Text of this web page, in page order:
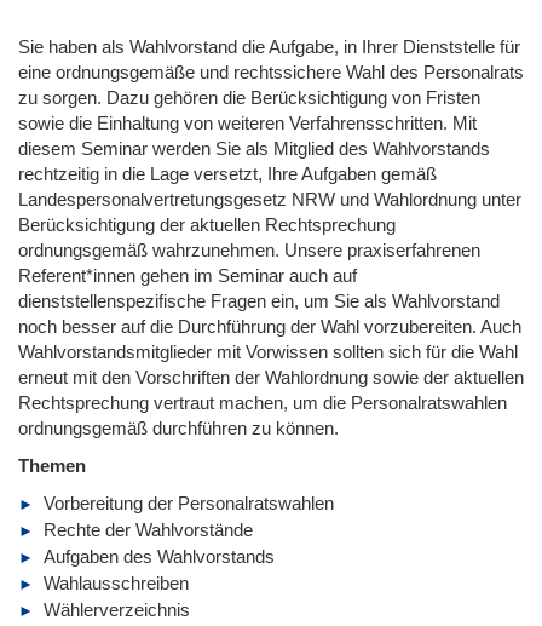
Sie haben als Wahlvorstand die Aufgabe, in Ihrer Dienststelle für
eine ordnungsgemäße und rechtssichere Wahl des Personalrats
zu sorgen. Dazu gehören die Berücksichtigung von Fristen
sowie die Einhaltung von weiteren Verfahrensschritten. Mit
diesem Seminar werden Sie als Mitglied des Wahlvorstands
rechtzeitig in die Lage versetzt, Ihre Aufgaben gemäß
Landespersonalvertretungsgesetz NRW und Wahlordnung unter
Berücksichtigung der aktuellen Rechtsprechung
ordnungsgemäß wahrzunehmen. Unsere praxiserfahrenen
Referent*innen gehen im Seminar auch auf
dienststellenspezifische Fragen ein, um Sie als Wahlvorstand
noch besser auf die Durchführung der Wahl vorzubereiten. Auch
Wahlvorstandsmitglieder mit Vorwissen sollten sich für die Wahl
erneut mit den Vorschriften der Wahlordnung sowie der aktuellen
Rechtsprechung vertraut machen, um die Personalratswahlen
ordnungsgemäß durchführen zu können.
Themen
Vorbereitung der Personalratswahlen
Rechte der Wahlvorstände
Aufgaben des Wahlvorstands
Wahlausschreiben
Wählerverzeichnis